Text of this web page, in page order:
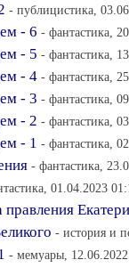
- публицистика,
- 6 - фантастика,
- 5 - фантастика,
- 4 - фантастика,
- 3 - фантастика,
- 2 - фантастика,
- 1 - фантастика,
- фантастика,
01.04.2023
- история и
- мемуары,